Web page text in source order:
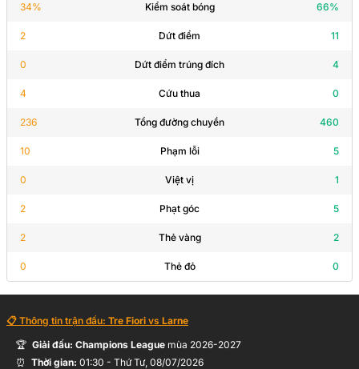
63’
63’
58’
A.D'Addario
57’
P.Mengucci
56’
34% Kiểm soát bóng 66%
2 Dứt điểm 11
0 Dứt điểm trúng đích 4
4 Cứu thua 0
236 Tổng đường chuyền 460
10 Phạm lỗi 5
0 Việt vị 1
2 Phạt góc 5
2 Thẻ vàng 2
0 Thẻ đỏ 0
📋 Thông tin trận đấu: Tre Fiori vs Larne
🏆 Giải đấu: Champions League mùa 2026-2027
⏰ Thời gian: 01:30 - Thứ Tư, 08/07/2026